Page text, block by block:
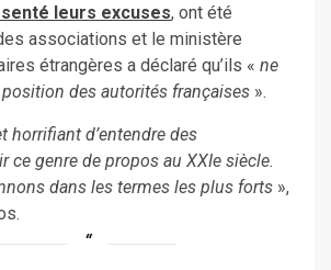
leurs excuses, ont été
associations et le ministère
étrangères a déclaré qu’ils « ne
des autorités françaises ».
horrifiant d’entendre des
ce genre de propos au XXIe siècle.
dans les termes les plus forts »,